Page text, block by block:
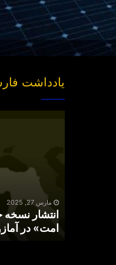
یادداشت
در
آمازون
مارس 27, 2025
انتشار
امت» در